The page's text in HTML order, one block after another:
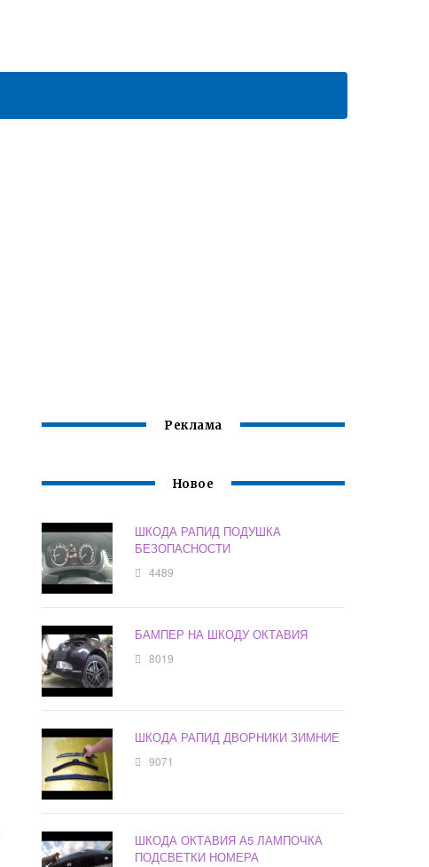
Реклама
Новое
ШКОДА РАПИД ПОДУШКА
БЕЗОПАСНОСТИ
4489
БАМПЕР НА ШКОДУ ОКТАВИЯ
8019
ШКОДА РАПИД ДВОРНИКИ ЗИМНИЕ
9071
ШКОДА ОКТАВИЯ А5 ЛАМПОЧКА
ПОДСВЕТКИ НОМЕРА